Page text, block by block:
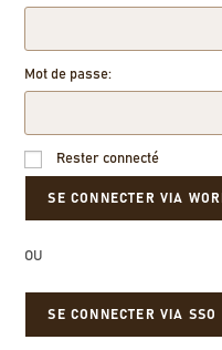
Mot de passe:
Rester connecté
OU
SE CONNECTER VIA SSO